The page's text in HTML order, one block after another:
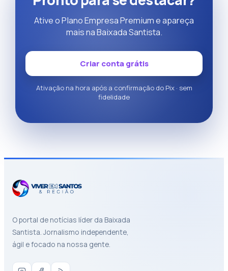
Ative o Plano Empresa Premium e apareça
mais na Baixada Santista.
Criar conta grátis
Ativação na hora após a confirmação do Pix · sem
fidelidade
O portal de notícias líder da Baixada
Santista. Jornalismo independente,
ágil e focado na nossa gente.